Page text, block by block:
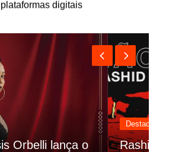
nos HQs as